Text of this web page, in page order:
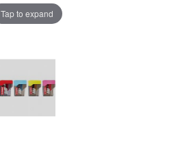
Tap to expand